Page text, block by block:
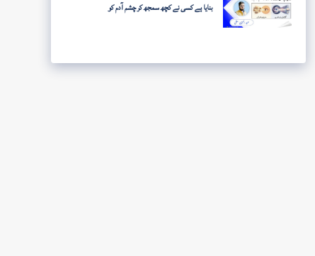
بنایا ہے کسی نے کچھ سمجھ کر چشم آدم کو